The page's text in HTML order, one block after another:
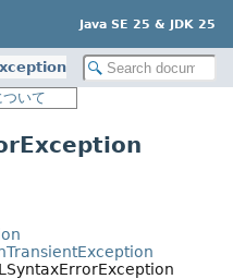
Java SE 25 & JDK 25
いて